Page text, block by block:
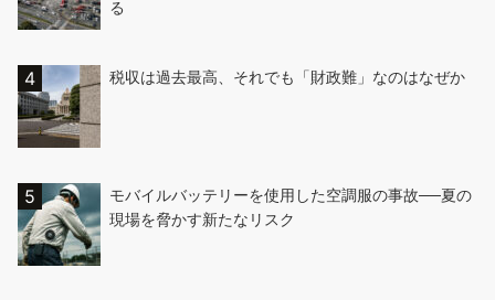
る
税収は過去最高、それでも「財政難」なのはなぜか
モバイルバッテリーを使用した空調服の事故──夏の
現場を脅かす新たなリスク